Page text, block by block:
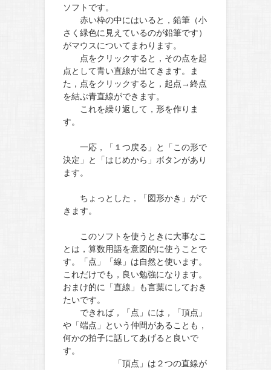
ソフトです。
赤い枠の中にはいると，鉛筆（小
さく緑色に見えているのが鉛筆です）
がマウスについてまわります。
点をクリックすると，その点を起
点として青い直線が出てきます。ま
た，点をクリックすると，起点→終点
を結ぶ青直線ができます。
これを繰り返して，形を作りま
す。
一応，「１つ戻る」と「この形で
決定」と「はじめから」ボタンがあり
ます。
ちょっとした，「図形かき」がで
きます。
このソフトを使うときに大事なこ
とは，算数用語を意図的に使うことで
す。「点」「線」は自然と使います。
これだけでも，良い勉強になります。
おまけ的に「直線」も言葉にしておき
たいです。
できれば，「点」には，「頂点」
や「端点」という仲間があることも，
何かの拍子に話してあげると良いで
す。
「頂点」は２つの直線が